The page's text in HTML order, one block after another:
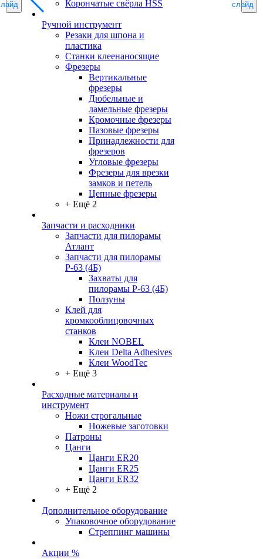
Корончатые свёрла HSS
Ручной инструмент
Резаки для шпона и
пластика
Станки клеенаносящие
Фрезеры
Вертикальные
фрезеры
Дюбельные и
ламельные фрезеры
Кромочные фрезеры
Пазовые фрезеры
Принадлежности для
фрезеров
Угловые фрезеры
Фрезеры для врезки
замков и петель
Цепные фрезеры
+ Ещё 2
Запчасти и расходники
Запчасти для пилорамы
Атлант
Запчасти для пилорамы
Р-63 (4Б)
Захваты для
пилорамы Р-63 (4Б)
Ползуны
Клей для
кромкооблицовочных
станков
Клеи NOBEL
Клеи Delta Adhesives
Клеи WoodTec
+ Ещё 3
Расходные материалы и
инструмент
Ножи строгальные
Ножевые заготовки
Патроны
Цанги
Цанги ER20
Цанги ER25
Цанги ER32
+ Ещё 2
Дополнительное оборудование
Упаковочное оборудование
Стреппинг машины
Акции %
слайд